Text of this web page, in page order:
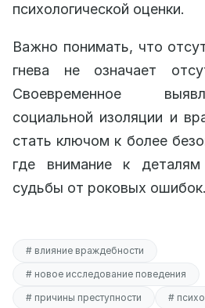
психологической оценки.
Важно понимать, что
гнева не означает
Своевременное
социальной изоляции и
стать ключом к более
где внимание к
судьбы от роковых ошибок.
# влияние враждебности
# новое исследование поведения
# причины преступности
#